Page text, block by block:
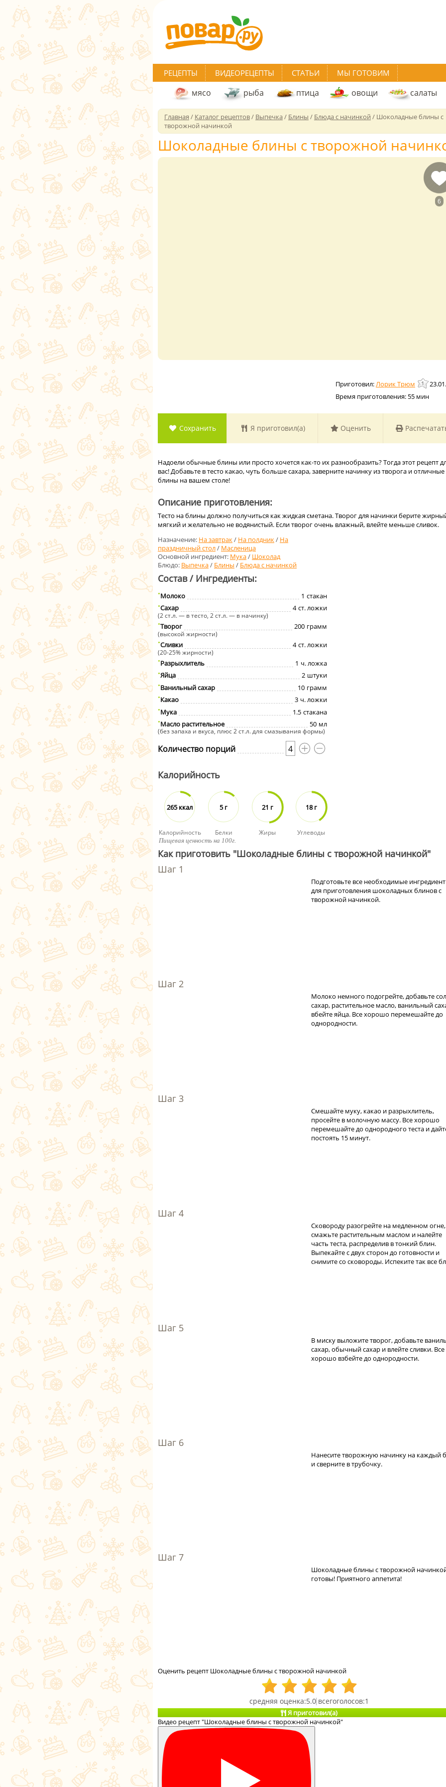
РЕЦЕПТЫ ВИДЕОРЕЦЕПТЫ СТАТЬИ МЫ ГОТОВИМ
мясо рыба птица овощи салаты
Главная / Каталог рецептов/ Выпечка/ Блины / Блюда с начинкой / Шоколадные блины с
творожной начинкой
Шоколадные блины с творожной
6
Лорик Трюм
Время приготовления: 55 мин
Сохранить Я приготовил(а) Оценить
Надоели обычные блины или просто хочется как-то их разнообразить? Тогда этот рецепт
вас! Добавьте в тесто какао, чуть больше сахара, заверните начинку из творога и отличные
блины на вашем столе!
Описание приготовления:
Тесто на блины должно получиться как жидкая сметана. Творог для начинки берите
мягкий и желательно не водянистый. Если творог очень влажный, влейте меньше сливок.
Назначение: На завтрак/ На полдник/ На
праздничный стол/ Масленица
Основной ингредиент: Мука/ Шоколад
Блюдо: Выпечка/ Блины / Блюда с начинкой
Состав / Ингредиенты:
Молоко 1 стакан
Сахар
4 ст. ложки
(2 ст.л. — в тесто, 2 ст.л. — в начинку)
Творог 200 грамм
(высокой жирности)
Сливки 4 ст. ложки
(20-25% жирности)
Разрыхлитель 1 ч. ложка
Яйца
2 штуки
Ванильный сахар
10 грамм
Какао
3 ч. ложки
Мука
1.5 стакана
Масло растительное
50 мл
(без запаха и вкуса, плюс 2 ст.л. для смазывания формы)
Количество порций 4
Калорийность
265 ккал
Калорийность
5 г
Белки
21 г
Жиры
18 г
Углеводы
Пищевая ценность на 100г.
Как приготовить "Шоколадные блины с творожной начинкой"
Подготовьте все необходимые
для приготовления шоколадных блинов с
творожной начинкой.
Молоко немного подогрейте, добавьте
сахар, растительное масло, ванильный
вбейте яйца. Все хорошо перемешайте до
однородности.
Смешайте муку, какао и разрыхлитель,
просейте в молочную массу. Все хорошо
перемешайте до однородного теста и
постоять 15 минут.
Сковороду разогрейте на медленном огне,
смажьте растительным маслом и налейте
часть теста, распределив в тонкий блин.
Выпекайте с двух сторон до готовности и
снимите со сковороды. Испеките так все
В миску выложите творог, добавьте
сахар, обычный сахар и влейте сливки. Все
хорошо взбейте до однородности.
Нанесите творожную начинку на каждый
и сверните в трубочку.
Шоколадные блины с творожной
готовы! Приятного аппетита!
Оценить рецепт Шоколадные блины с творожной начинкой
5.0 1
Я приготовил(а)
Видео рецепт "Шоколадные блины с творожной начинкой"